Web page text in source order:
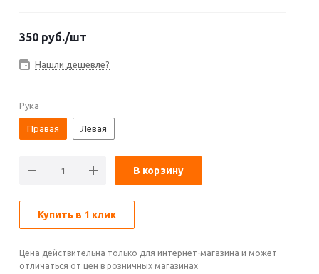
350 руб./шт
Нашли дешевле?
Рука
Правая Левая
В корзину
Купить в 1 клик
Цена действительна только для интернет-магазина и может
отличаться от цен в розничных магазинах